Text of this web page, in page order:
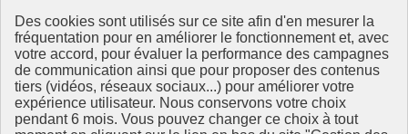
Des cookies sont utilisés sur ce site afin d'en mesurer la
fréquentation pour en améliorer le fonctionnement et, avec
votre accord, pour évaluer la performance des campagnes
de communication ainsi que pour proposer des contenus
tiers (vidéos, réseaux sociaux...) pour améliorer votre
expérience utilisateur. Nous conservons votre choix
pendant 6 mois. Vous pouvez changer ce choix à tout
Partenaire
Partenaire principal :